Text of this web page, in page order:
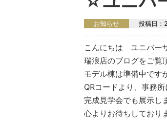
お知らせ 投稿日：
こんにちは ユニバー
瑞浪店のブログをご覧
モデル棟は準備中です
QRコードより、事務
完成見学会でも展示し
心よりお待ちしており